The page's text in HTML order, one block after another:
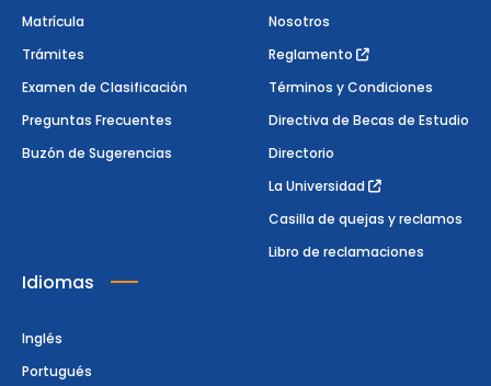
Matrícula
Trámites
Examen de Clasificación
Preguntas Frecuentes
Buzón de Sugerencias
Nosotros
Reglamento
Términos y Condiciones
Directiva de Becas de Estudio
Directorio
La Universidad
Casilla de quejas y reclamos
Libro de reclamaciones
Idiomas
Inglés
Portugués